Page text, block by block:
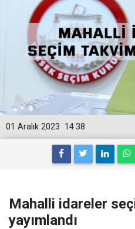
14:38
01 Aralık 2023
Mahalli idareler
yayımlandı